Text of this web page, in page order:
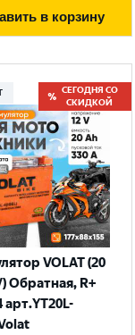
в корзину
СЕГОДНЯ СО
СКИДКОЙ
VOLAT (20
Обратная, R+
арт.YT20L-